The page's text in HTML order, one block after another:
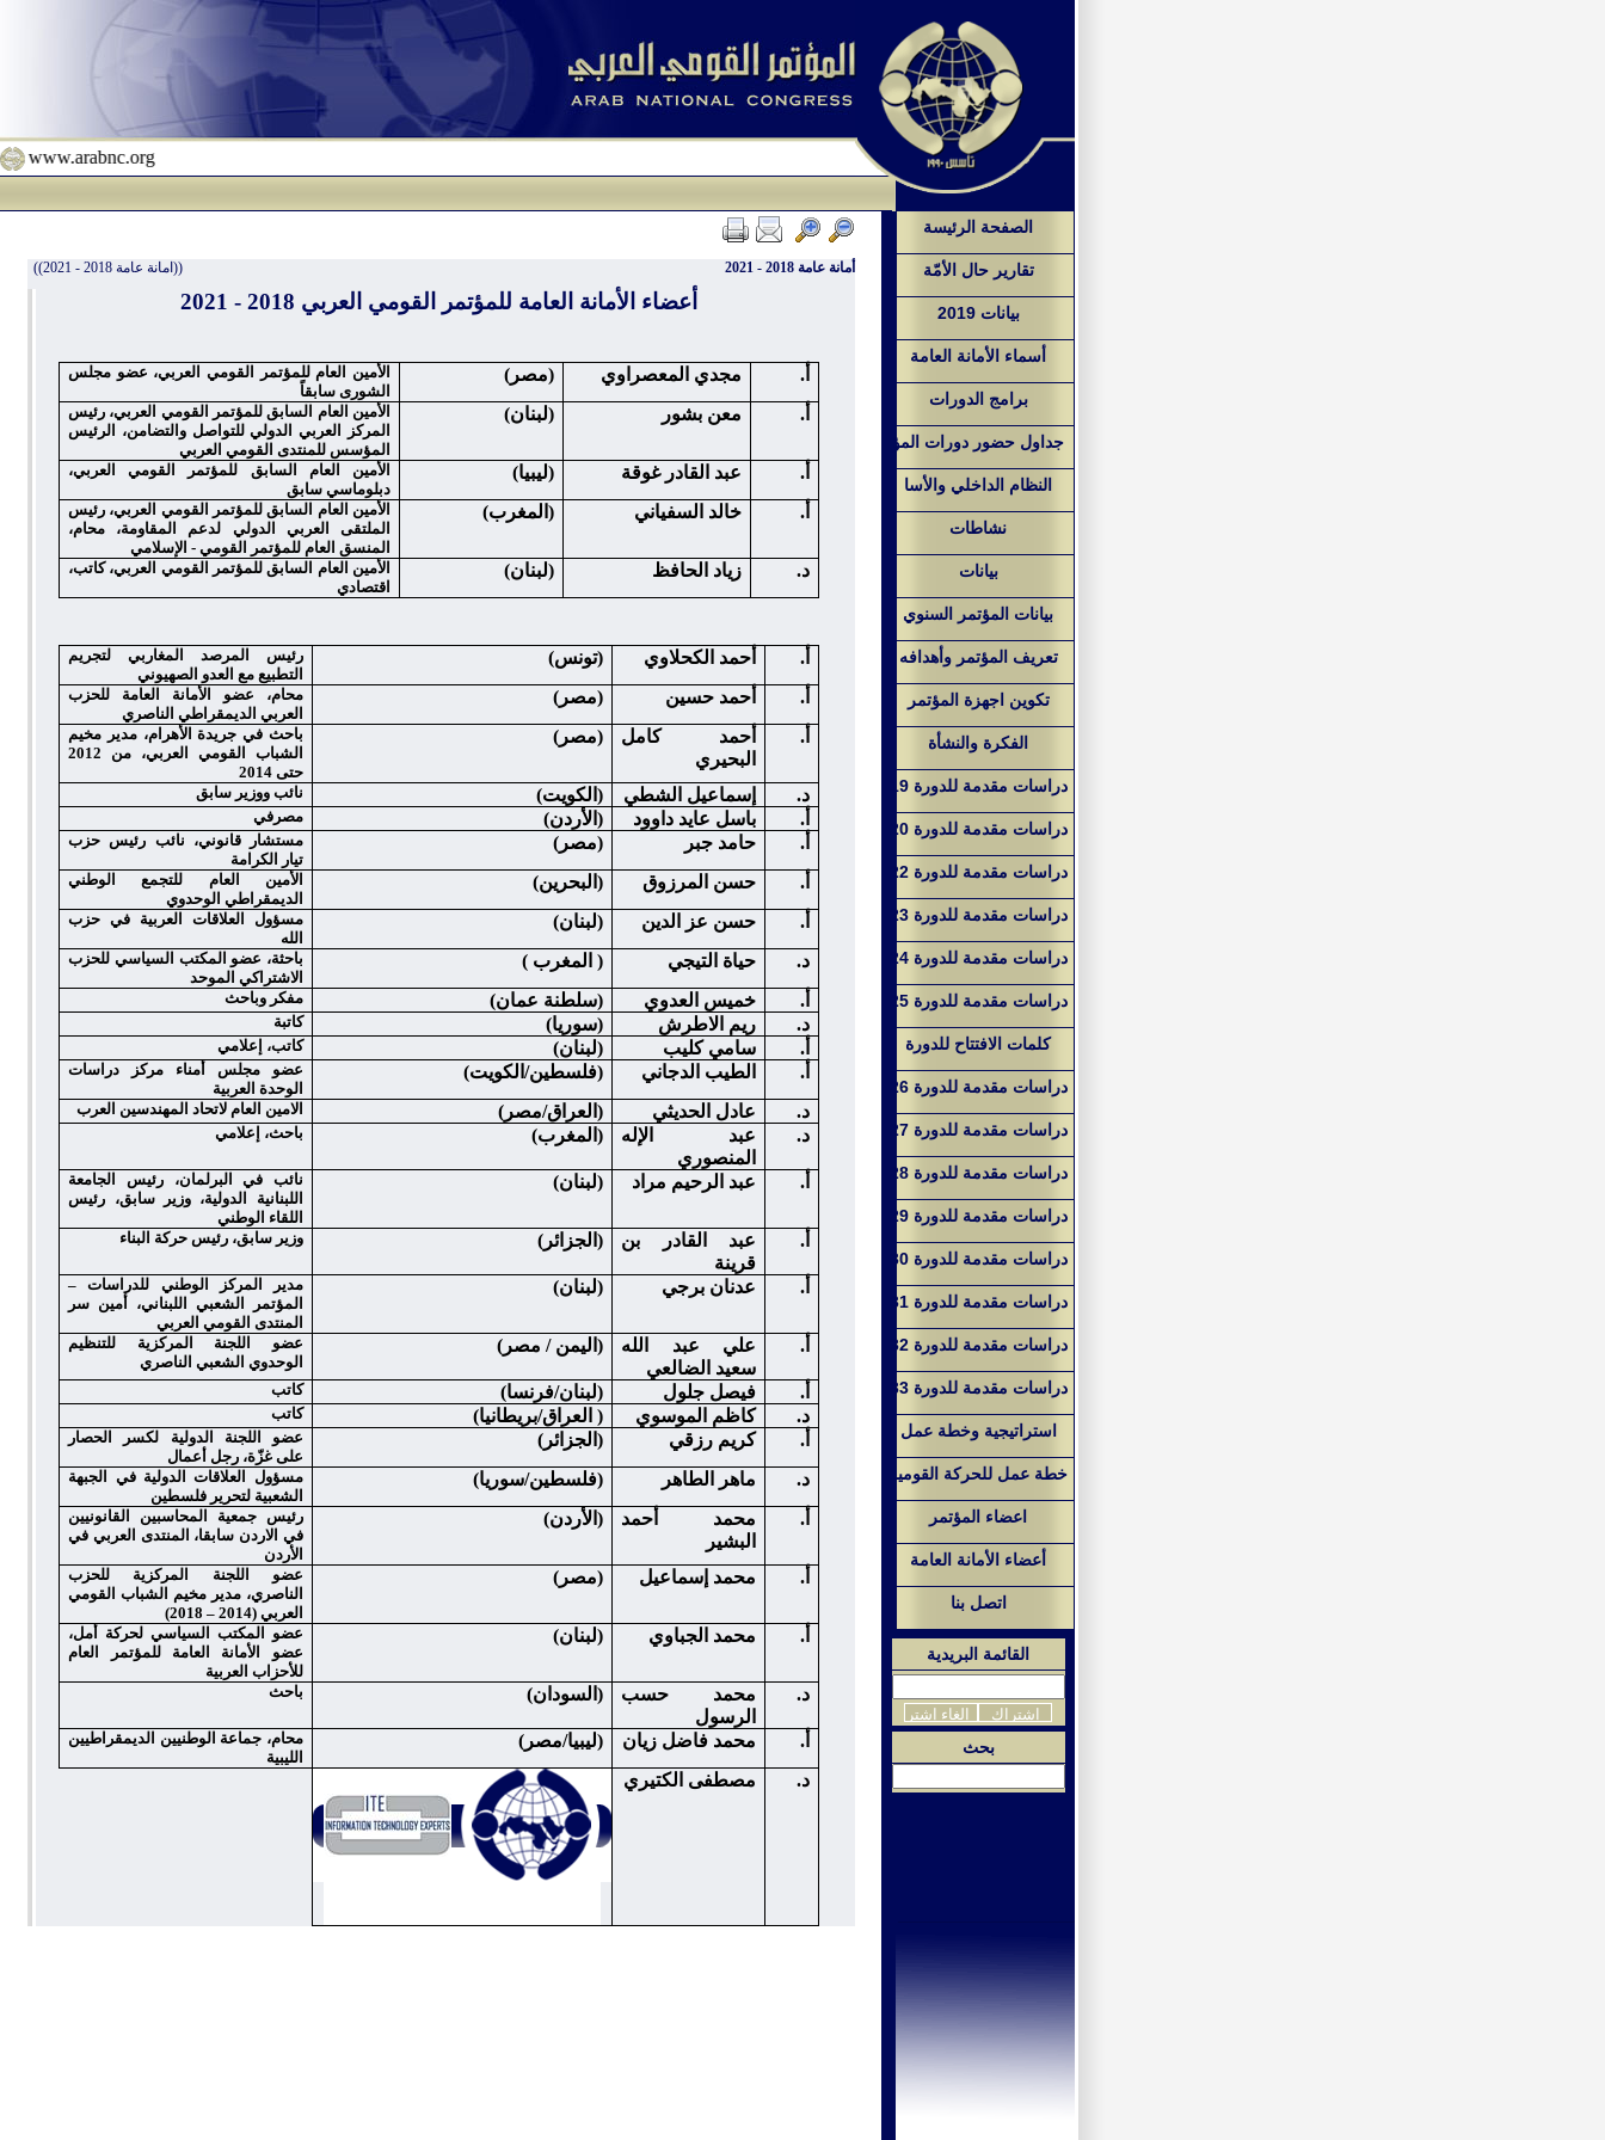
www.arabnc.org
الصفحة الرئيسة
تقارير حال الأمّة
بيانات 2019
أسماء الأمانة العامة
برامج الدورات
جداول حضور دورات المؤ
النظام الداخلي والأسا
نشاطات
بيانات
بيانات المؤتمر السنوي
تعريف المؤتمر وأهدافه
تكوين اجهزة المؤتمر
الفكرة والنشأة
دراسات مقدمة للدورة 19
دراسات مقدمة للدورة 20
دراسات مقدمة للدورة 22
دراسات مقدمة للدورة 23
دراسات مقدمة للدورة 24
دراسات مقدمة للدورة 25
كلمات الافتتاح للدورة
دراسات مقدمة للدورة 26
دراسات مقدمة للدورة 27
دراسات مقدمة للدورة 28
دراسات مقدمة للدورة 29
دراسات مقدمة للدورة 30
دراسات مقدمة للدورة 31
دراسات مقدمة للدورة 32
دراسات مقدمة للدورة 33
استراتيجية وخطة عمل
خطة عمل للحركة القومية
اعضاء المؤتمر
أعضاء الأمانة العامة
اتصل بنا
القائمة البريدية
بحث
أمانة عامة 2018 - 2021 ((امانة عامة 2018 - 2021))
أعضاء الأمانة العامة للمؤتمر القومي العربي 2018 - 2021
أ. مجدي المعصراوي (مصر)
الأمين العام للمؤتمر القومي العربي، عضو مجلس
الشورى سابقاً
أ. معن بشور (لبنان)
الأمين العام السابق للمؤتمر القومي العربي، رئيس
المركز العربي الدولي للتواصل والتضامن، الرئيس
المؤسس للمنتدى القومي العربي
أ. عبد القادر غوقة (ليبيا)
الأمين العام السابق للمؤتمر القومي العربي،
دبلوماسي سابق
أ. خالد السفياني (المغرب)
الأمين العام السابق للمؤتمر القومي العربي، رئيس
الملتقى العربي الدولي لدعم المقاومة، محام،
المنسق العام للمؤتمر القومي - الإسلامي
د. زياد الحافظ (لبنان)
الأمين العام السابق للمؤتمر القومي العربي، كاتب،
اقتصادي
أ. أحمد الكحلاوي (تونس)
رئيس المرصد المغاربي لتجريم
التطبيع مع العدو الصهيوني
أ. أحمد حسين (مصر)
محام، عضو الأمانة العامة للحزب
العربي الديمقراطي الناصري
أ.
أحمد كامل
البحيري
(مصر)
باحث في جريدة الأهرام، مدير مخيم
الشباب القومي العربي، من 2012
حتى 2014
د. إسماعيل الشطي (الكويت) نائب ووزير سابق
أ. باسل عايد داوود (الأردن) مصرفي
أ. حامد جبر (مصر)
مستشار قانوني، نائب رئيس حزب
تيار الكرامة
أ. حسن المرزوق (البحرين)
الأمين العام للتجمع الوطني
الديمقراطي الوحدوي
أ. حسن عز الدين (لبنان)
مسؤول العلاقات العربية في حزب
الله
د. حياة التيجي ( المغرب )
باحثة، عضو المكتب السياسي للحزب
الاشتراكي الموحد
أ. خميس العدوي (سلطنة عمان) مفكر وباحث
د. ريم الاطرش (سوريا) كاتبة
أ. سامي كليب (لبنان) كاتب، إعلامي
أ. الطيب الدجاني (فلسطين/الكويت)
عضو مجلس أمناء مركز دراسات
الوحدة العربية
د. عادل الحديثي (العراق/مصر) الامين العام لاتحاد المهندسين العرب
د.
عبد الإله
المنصوري
(المغرب) باحث، إعلامي
أ. عبد الرحيم مراد (لبنان)
نائب في البرلمان، رئيس الجامعة
اللبنانية الدولية، وزير سابق، رئيس
اللقاء الوطني
أ.
عبد القادر بن
قرينة
(الجزائر) وزير سابق، رئيس حركة البناء
أ. عدنان برجي (لبنان)
مدير المركز الوطني للدراسات –
المؤتمر الشعبي اللبناني، أمين سر
المنتدى القومي العربي
أ.
علي عبد الله
سعيد الضالعي
(اليمن / مصر)
عضو اللجنة المركزية للتنظيم
الوحدوي الشعبي الناصري
أ. فيصل جلول (لبنان/فرنسا) كاتب
د. كاظم الموسوي ( العراق/بريطانيا) كاتب
أ. كريم رزقي (الجزائر)
عضو اللجنة الدولية لكسر الحصار
على غزّة، رجل أعمال
د. ماهر الطاهر (فلسطين/سوريا) مسؤول العلاقات الدولية في الجبهة
الشعبية لتحرير فلسطين
أ.
محمد أحمد
البشير
(الأردن)
رئيس جمعية المحاسبين القانونيين
في الاردن سابقا، المنتدى العربي في
الأردن
أ. محمد إسماعيل (مصر)
عضو اللجنة المركزية للحزب
الناصري، مدير مخيم الشباب القومي
العربي (2014 – 2018)
أ. محمد الجباوي (لبنان)
عضو المكتب السياسي لحركة أمل،
عضو الأمانة العامة للمؤتمر العام
للأحزاب العربية
د.
محمد حسب
الرسول
(السودان) باحث
أ. محمد فاضل زيان (ليبيا/مصر) محام، جماعة الوطنيين الديمقراطيين
الليبية
د. مصطفى الكتيري